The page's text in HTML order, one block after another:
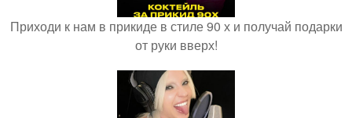
Приходи к нам в прикиде в стиле 90 х и получай подарки
от руки вверх!